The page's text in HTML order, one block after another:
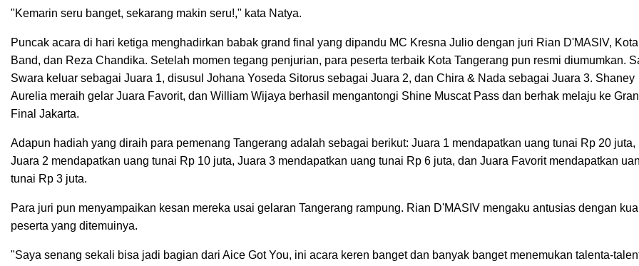
"Kemarin seru banget, sekarang makin seru!," kata Natya.
Puncak acara di hari ketiga menghadirkan babak grand final yang dipandu MC Kresna Julio dengan juri Rian D'MASIV,
Band, dan Reza Chandika. Setelah momen tegang penjurian, para peserta terbaik Kota Tangerang pun resmi diumumkan.
Swara keluar sebagai Juara 1, disusul Johana Yoseda Sitorus sebagai Juara 2, dan Chira & Nada sebagai Juara 3. Shaney
Aurelia meraih gelar Juara Favorit, dan William Wijaya berhasil mengantongi Shine Muscat Pass dan berhak melaju ke
Final Jakarta.
Adapun hadiah yang diraih para pemenang Tangerang adalah sebagai berikut: Juara 1 mendapatkan uang tunai Rp 20 juta,
Juara 2 mendapatkan uang tunai Rp 10 juta, Juara 3 mendapatkan uang tunai Rp 6 juta, dan Juara Favorit mendapatkan
tunai Rp 3 juta.
Para juri pun menyampaikan kesan mereka usai gelaran Tangerang rampung. Rian D'MASIV mengaku antusias dengan
peserta yang ditemuinya.
"Saya senang sekali bisa jadi bagian dari Aice Got You, ini acara keren banget dan banyak banget menemukan talenta-